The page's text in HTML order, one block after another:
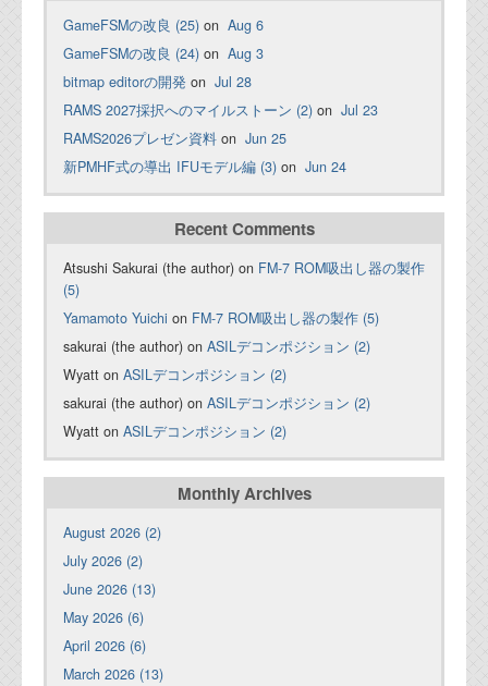
GameFSMの改良 (25) on Aug 6
GameFSMの改良 (24) on Aug 3
bitmap editorの開発 on Jul 28
RAMS 2027採択へのマイルストーン (2) on Jul 23
RAMS2026プレゼン資料 on Jun 25
新PMHF式の導出 IFUモデル編 (3) on Jun 24
Recent Comments
Atsushi Sakurai (the author) on FM-7 ROM吸出し器の製作
(5)
Yamamoto Yuichi on FM-7 ROM吸出し器の製作 (5)
sakurai (the author) on ASILデコンポジション (2)
Wyatt on ASILデコンポジション (2)
sakurai (the author) on ASILデコンポジション (2)
Wyatt on ASILデコンポジション (2)
Monthly Archives
August 2026 (2)
July 2026 (2)
June 2026 (13)
May 2026 (6)
April 2026 (6)
March 2026 (13)